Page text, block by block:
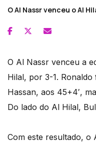
O Al Nassr venceu o Al
O Al Nassr venceu a
Hilal, por 3-1. Ronaldo
Hassan, aos 45+4′,
Do lado do Al Hilal,
Com este resultado, o